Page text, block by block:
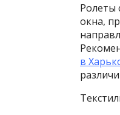
Ролеты
окна,
в